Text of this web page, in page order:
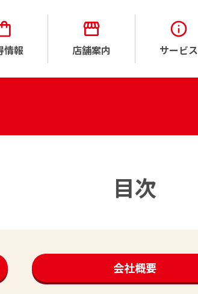
情報 店舗案内 サービス
目次
会社概要